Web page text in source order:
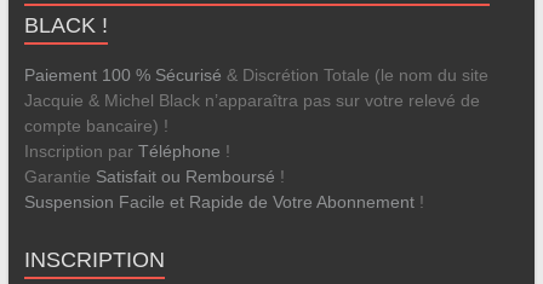
BLACK !
Paiement 100 % Sécurisé & Discrétion Totale (le nom du site
Jacquie & Michel Black n’apparaîtra pas sur votre relevé de
compte bancaire) !
Inscription par Téléphone !
Garantie Satisfait ou Remboursé !
Suspension Facile et Rapide de Votre Abonnement!
INSCRIPTION